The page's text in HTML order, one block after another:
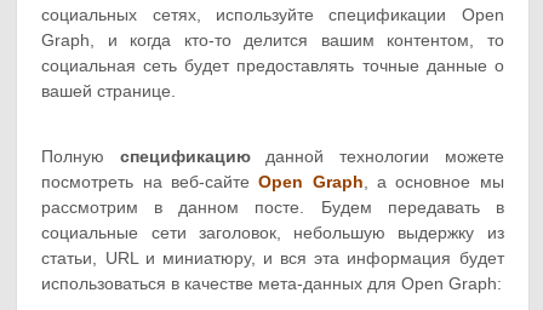
социальных сетях, используйте спецификации Open
Graph, и когда кто-то делится вашим контентом, то
социальная сеть будет предоставлять точные данные о
вашей странице.
Полную спецификациюданной технологии можете
посмотреть на веб-сайтеOpen Graph , а основное мы
рассмотрим в данном посте. Будем передавать в
социальные сети заголовок, небольшую выдержку из
статьи, URL и миниатюру, и вся эта информация будет
использоваться в качестве мета-данных для Open Graph: